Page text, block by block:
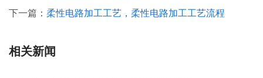
下一篇： 柔性电路加工工艺，柔性电路加工工艺流程
相关新闻